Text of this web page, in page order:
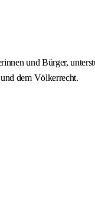
und Bürger,
dem Völkerrecht.